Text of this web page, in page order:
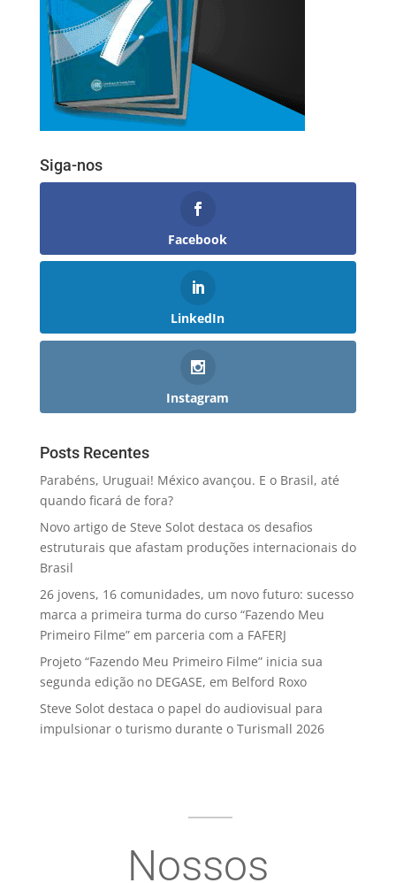
Siga-nos
Facebook
LinkedIn
Instagram
Posts Recentes
Parabéns, Uruguai! México avançou. E o Brasil, até
quando ficará de fora?
Novo artigo de Steve Solot destaca os desafios
estruturais que afastam produções internacionais do
Brasil
26 jovens, 16 comunidades, um novo futuro: sucesso
marca a primeira turma do curso “Fazendo Meu
Primeiro Filme” em parceria com a FAFERJ
Projeto “Fazendo Meu Primeiro Filme” inicia sua
segunda edição no DEGASE, em Belford Roxo
Steve Solot destaca o papel do audiovisual para
impulsionar o turismo durante o Turismall 2026
Nossos